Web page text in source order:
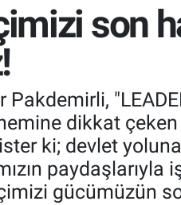
son
dikkat
ki; devlet
gücümüzün